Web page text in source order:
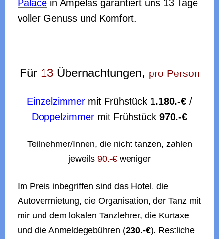
Palace in Ampelás garantiert uns 13 Tage
voller Genuss und Komfort.
Für 13Übernachtungen, pro Person
Einzelzimmer mit Frühstück 1.180.-€ /
Doppelzimmer mit Frühstück 970.-€
Teilnehmer/Innen, die nicht tanzen, zahlen
jeweils 90.-€ weniger
Im Preis inbegriffen sind das Hotel, die
Autovermietung, die Organisation, der Tanz mit
mir und dem lokalen Tanzlehrer, die Kurtaxe
und die Anmeldegebühren (230.-€). Restliche